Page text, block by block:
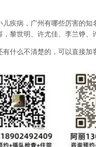
儿疾病，广州有哪些厉害的知
，黎世明、许尤佳、李兰铮、
有什么不清楚的，可以直接加